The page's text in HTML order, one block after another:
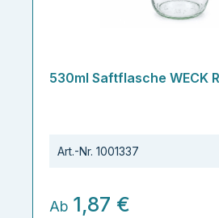
530ml Saftflasche WECK
Art.-Nr. 1001337
Ab 1,87 €